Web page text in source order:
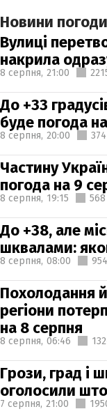
Новини
Вулиці
накрила
8 серпня, 21:00
До +33
буде погода
8 серпня, 20:00 374
Частину
погода на 9
8 серпня, 19:15 568
До +38, але
шквалами:
8 серпня, 08:00 954
Похолодання
регіони
на 8 серпня
8 серпня, 06:46
Грози, град і
оголосили
7 серпня, 21:00